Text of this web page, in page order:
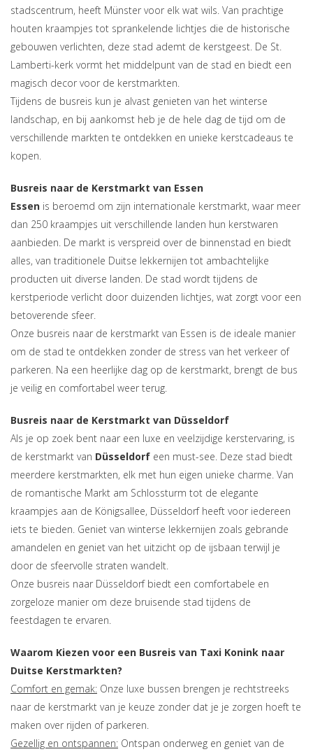
stadscentrum, heeft Münster voor elk wat wils. Van prachtige
houten kraampjes tot sprankelende lichtjes die de historische
gebouwen verlichten, deze stad ademt de kerstgeest. De St.
Lamberti-kerk vormt het middelpunt van de stad en biedt een
magisch decor voor de kerstmarkten.
Tijdens de busreis kun je alvast genieten van het winterse
landschap, en bij aankomst heb je de hele dag de tijd om de
verschillende markten te ontdekken en unieke kerstcadeaus te
kopen.
Busreis naar de Kerstmarkt van Essen
Essen is beroemd om zijn internationale kerstmarkt, waar meer
dan 250 kraampjes uit verschillende landen hun kerstwaren
aanbieden. De markt is verspreid over de binnenstad en biedt
alles, van traditionele Duitse lekkernijen tot ambachtelijke
producten uit diverse landen. De stad wordt tijdens de
kerstperiode verlicht door duizenden lichtjes, wat zorgt voor een
betoverende sfeer.
Onze busreis naar de kerstmarkt van Essen is de ideale manier
om de stad te ontdekken zonder de stress van het verkeer of
parkeren. Na een heerlijke dag op de kerstmarkt, brengt de bus
je veilig en comfortabel weer terug.
Busreis naar de Kerstmarkt van Düsseldorf
Als je op zoek bent naar een luxe en veelzijdige kerstervaring, is
de kerstmarkt van Düsseldorf een must-see. Deze stad biedt
meerdere kerstmarkten, elk met hun eigen unieke charme. Van
de romantische Markt am Schlossturm tot de elegante
kraampjes aan de Königsallee, Düsseldorf heeft voor iedereen
iets te bieden. Geniet van winterse lekkernijen zoals gebrande
amandelen en geniet van het uitzicht op de ijsbaan terwijl je
door de sfeervolle straten wandelt.
Onze busreis naar Düsseldorf biedt een comfortabele en
zorgeloze manier om deze bruisende stad tijdens de
feestdagen te ervaren.
Waarom Kiezen voor een Busreis van Taxi Konink naar
Duitse Kerstmarkten?
Comfort en gemak: Onze luxe bussen brengen je rechtstreeks
naar de kerstmarkt van je keuze zonder dat je je zorgen hoeft te
maken over rijden of parkeren.
Gezellig en ontspannen: Ontspan onderweg en geniet van de